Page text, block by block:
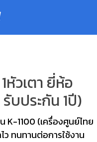
หัวเตา ยี่ห้อ
บประกัน 1ปี)
K-1100 (เครื่องศูนย์ไทย
ว ทนทานต่อการใช้งาน